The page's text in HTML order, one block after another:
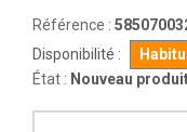
Référence :
Disponibilité :
État : Nouveau